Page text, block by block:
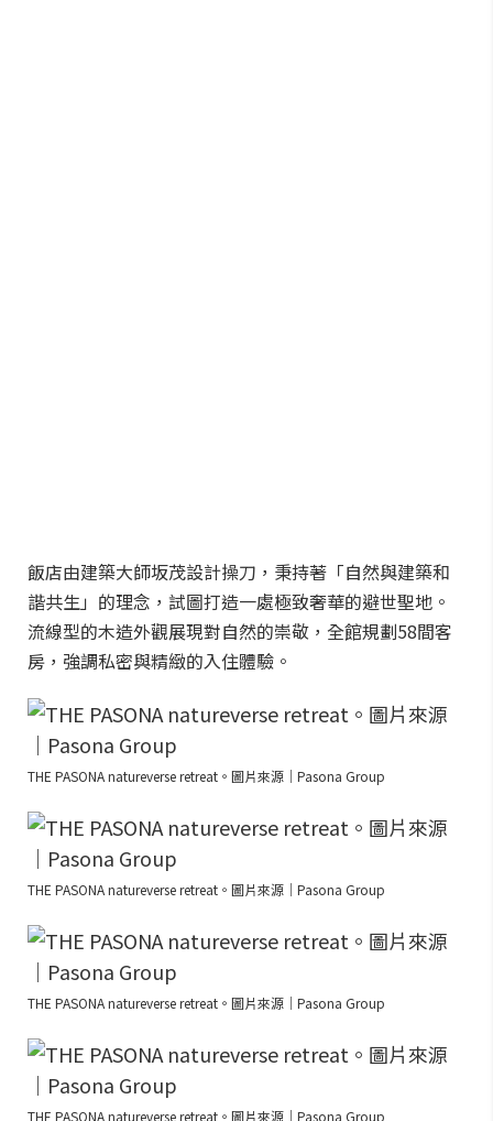
飯店由建築大師坂茂設計操刀，秉持著「自然與建築和
諧共生」的理念，試圖打造一處極致奢華的避世聖地。
流線型的木造外觀展現對自然的崇敬，全館規劃58間客
房，強調私密與精緻的入住體驗。
THE PASONA natureverse retreat。圖片來源｜Pasona Group
THE PASONA natureverse retreat。圖片來源｜Pasona Group
THE PASONA natureverse retreat。圖片來源｜Pasona Group
THE PASONA natureverse retreat。圖片來源｜Pasona Group